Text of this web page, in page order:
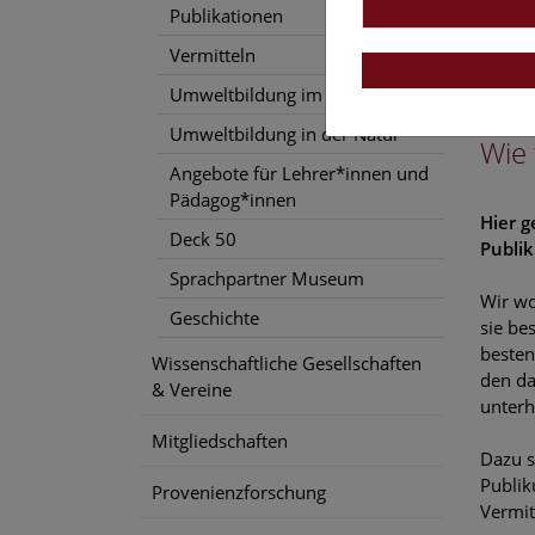
Publikationen
Vermitteln
Umweltbildung im Museum
Umweltbildung in der Natur
Angebote für Lehrer*innen und
Pädagog*innen
Deck 50
Sprachpartner Museum
Geschichte
Wissenschaftliche Gesellschaften
& Vereine
Mitgliedschaften
Provenienzforschung
vor
Hier
Wir
sie
den
Dazu